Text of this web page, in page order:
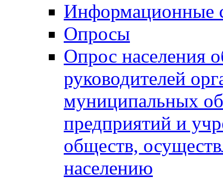
Информационные
Опросы
Опрос населения
руководителей
муниципальных
предприятий и
обществ,
населению